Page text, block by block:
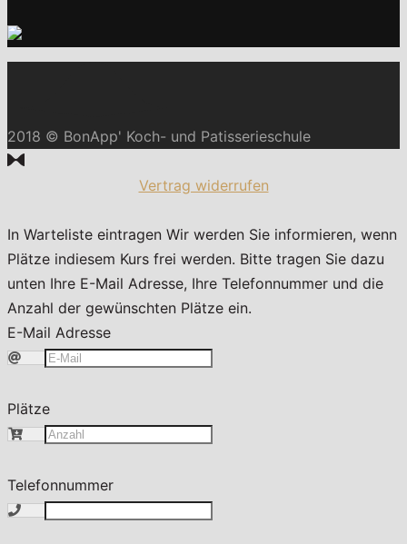
2018 © BonApp' Koch- und Patisserieschule
Vertrag widerrufen
In Warteliste eintragen Wir werden Sie informieren, wenn
Plätze indiesem Kurs frei werden. Bitte tragen Sie dazu
unten Ihre E-Mail Adresse, Ihre Telefonnummer und die
Anzahl der gewünschten Plätze ein.
E-Mail Adresse
Plätze
Telefonnummer